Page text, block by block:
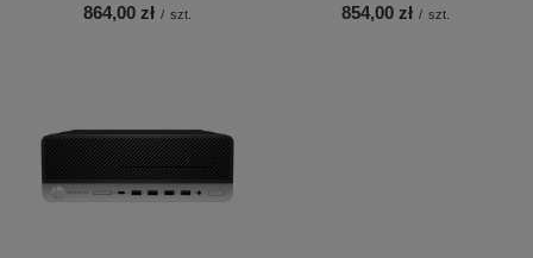
864,00 zł / szt. 854,00 zł / szt.